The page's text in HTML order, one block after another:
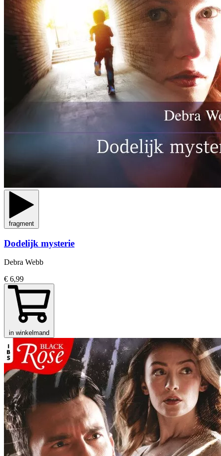
fragment
Dodelijk mysterie
Debra Webb
€ 6,99
in winkelmand